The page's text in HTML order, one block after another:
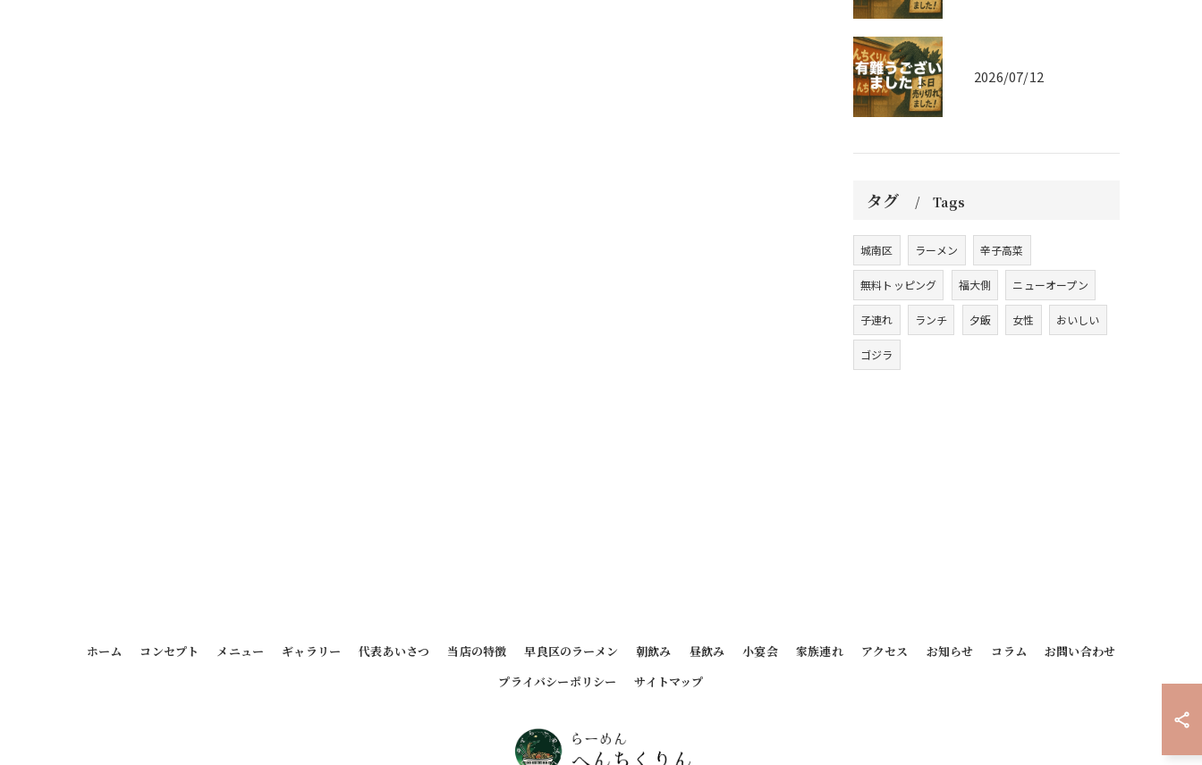
2026/07/12
タグ Tags
城南区 ラーメン 辛子高菜
無料トッピング 福大側 ニューオープン
子連れ ランチ 夕飯 女性 おいしい
ゴジラ
ホーム コンセプト メニュー ギャラリー 代表あいさつ 当店の特徴 早良区のラーメン 朝飲み 昼飲み 小宴会 家族連れ アクセス お知らせ コラム
お問い合わせ
プライバシーポリシー
サイトマップ